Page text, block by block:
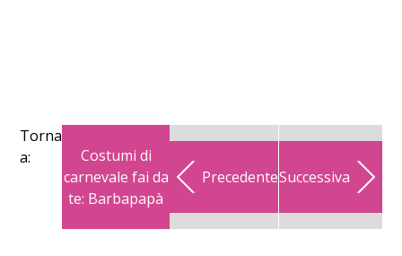
Torna
a:
Costumi di
carnevale fai da
te: Barbapapà
PrecedenteSuccessiva